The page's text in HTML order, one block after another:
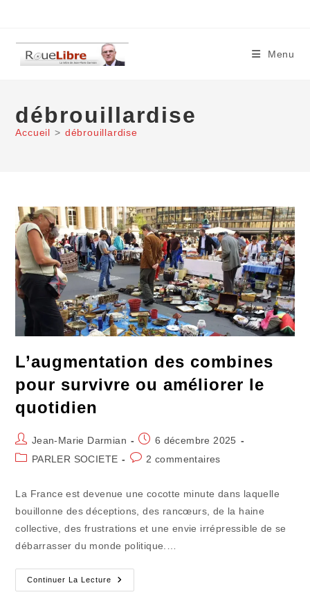
content
Menu
débrouillardise
Accueil > débrouillardise
L’augmentation des combines
pour survivre ou améliorer le
quotidien
Auteur/autrice
de
Jean-Marie Darmian
Publication
publiée :
6 décembre 2025
PostPARLER SOCIETE
Commentaires
2 commentaires
La France est devenue une cocotte minute dans laquelle
bouillonne des déceptions, des rancœurs, de la haine
collective, des frustrations et une envie irrépressible de se
débarrasser du monde politique.…
Continuer La Lecture
L’augmentation
Des